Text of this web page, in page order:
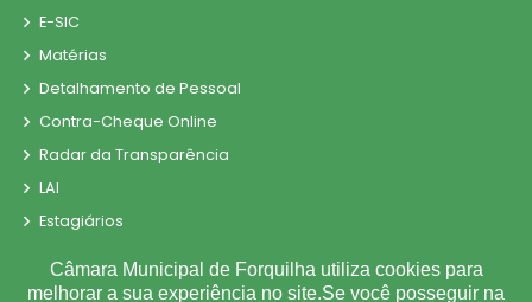
E-SIC
Matérias
Detalhamento de Pessoal
Contra-Cheque Online
Radar da Transparência
LAI
Estagiários
LGPD
Câmara Municipal de Forquilha utiliza cookies para
melhorar a sua experiência no site.Se você posseguir na